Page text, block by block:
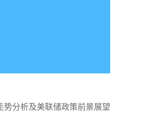
势分析及美联储政策前景展望